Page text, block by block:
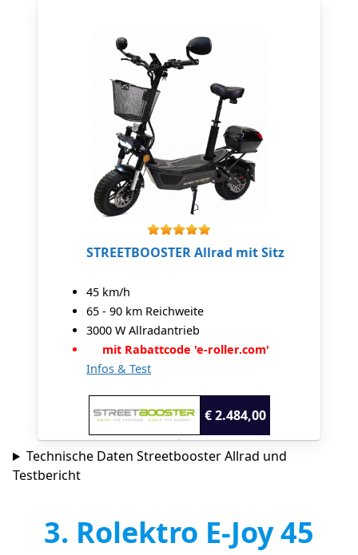
STREETBOOSTER Allrad mit Sitz
45 km/h
65 - 90 km Reichweite
3000 W Allradantrieb
mit Rabattcode 'e-roller.com'
Infos & Test
€ 2.484,00
Technische Daten Streetbooster Allrad und
Testbericht
3. Rolektro E-Joy 45